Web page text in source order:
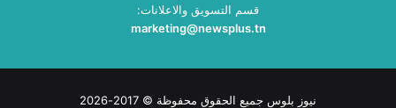
قسم التسويق والاعلانات:
marketing@newsplus.tn
نيوز بلوس جميع الحقوق محفوظة © 2017-2026